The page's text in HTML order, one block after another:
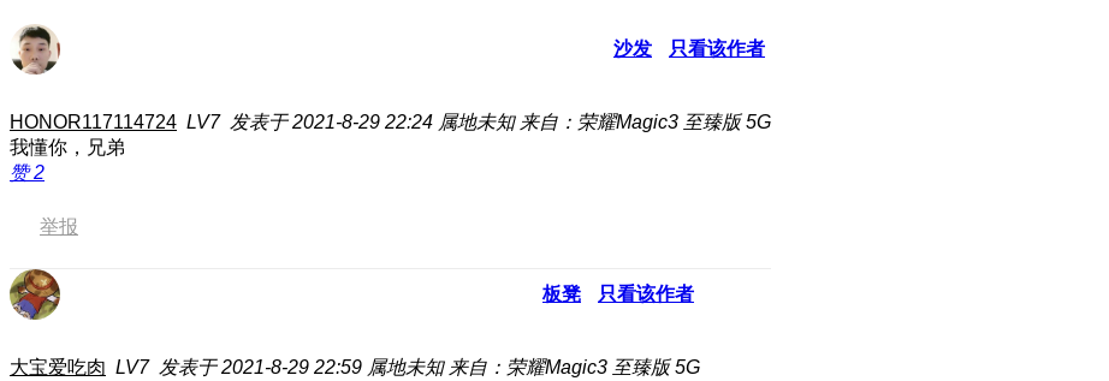
沙发 只看该作者
HONOR117114724 LV7 发表于 2021-8-29 22:24 属地未知 来自：荣耀Magic3 至臻版 5G
我懂你，兄弟
赞2
举报
板凳 只看该作者
大宝爱吃肉 LV7 发表于 2021-8-29 22:59 属地未知 来自：荣耀Magic3 至臻版 5G